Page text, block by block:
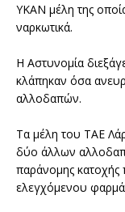
ΥΚΑΝ μέλη της
ναρκωτικά.
Η Αστυνομία
κλάπηκαν όσα
αλλοδαπών.
Τα μέλη του ΤΑΕ
δύο άλλων
παράνομης κατοχής
ελεγχόμενου